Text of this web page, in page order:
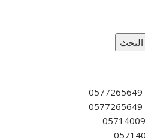
البحث